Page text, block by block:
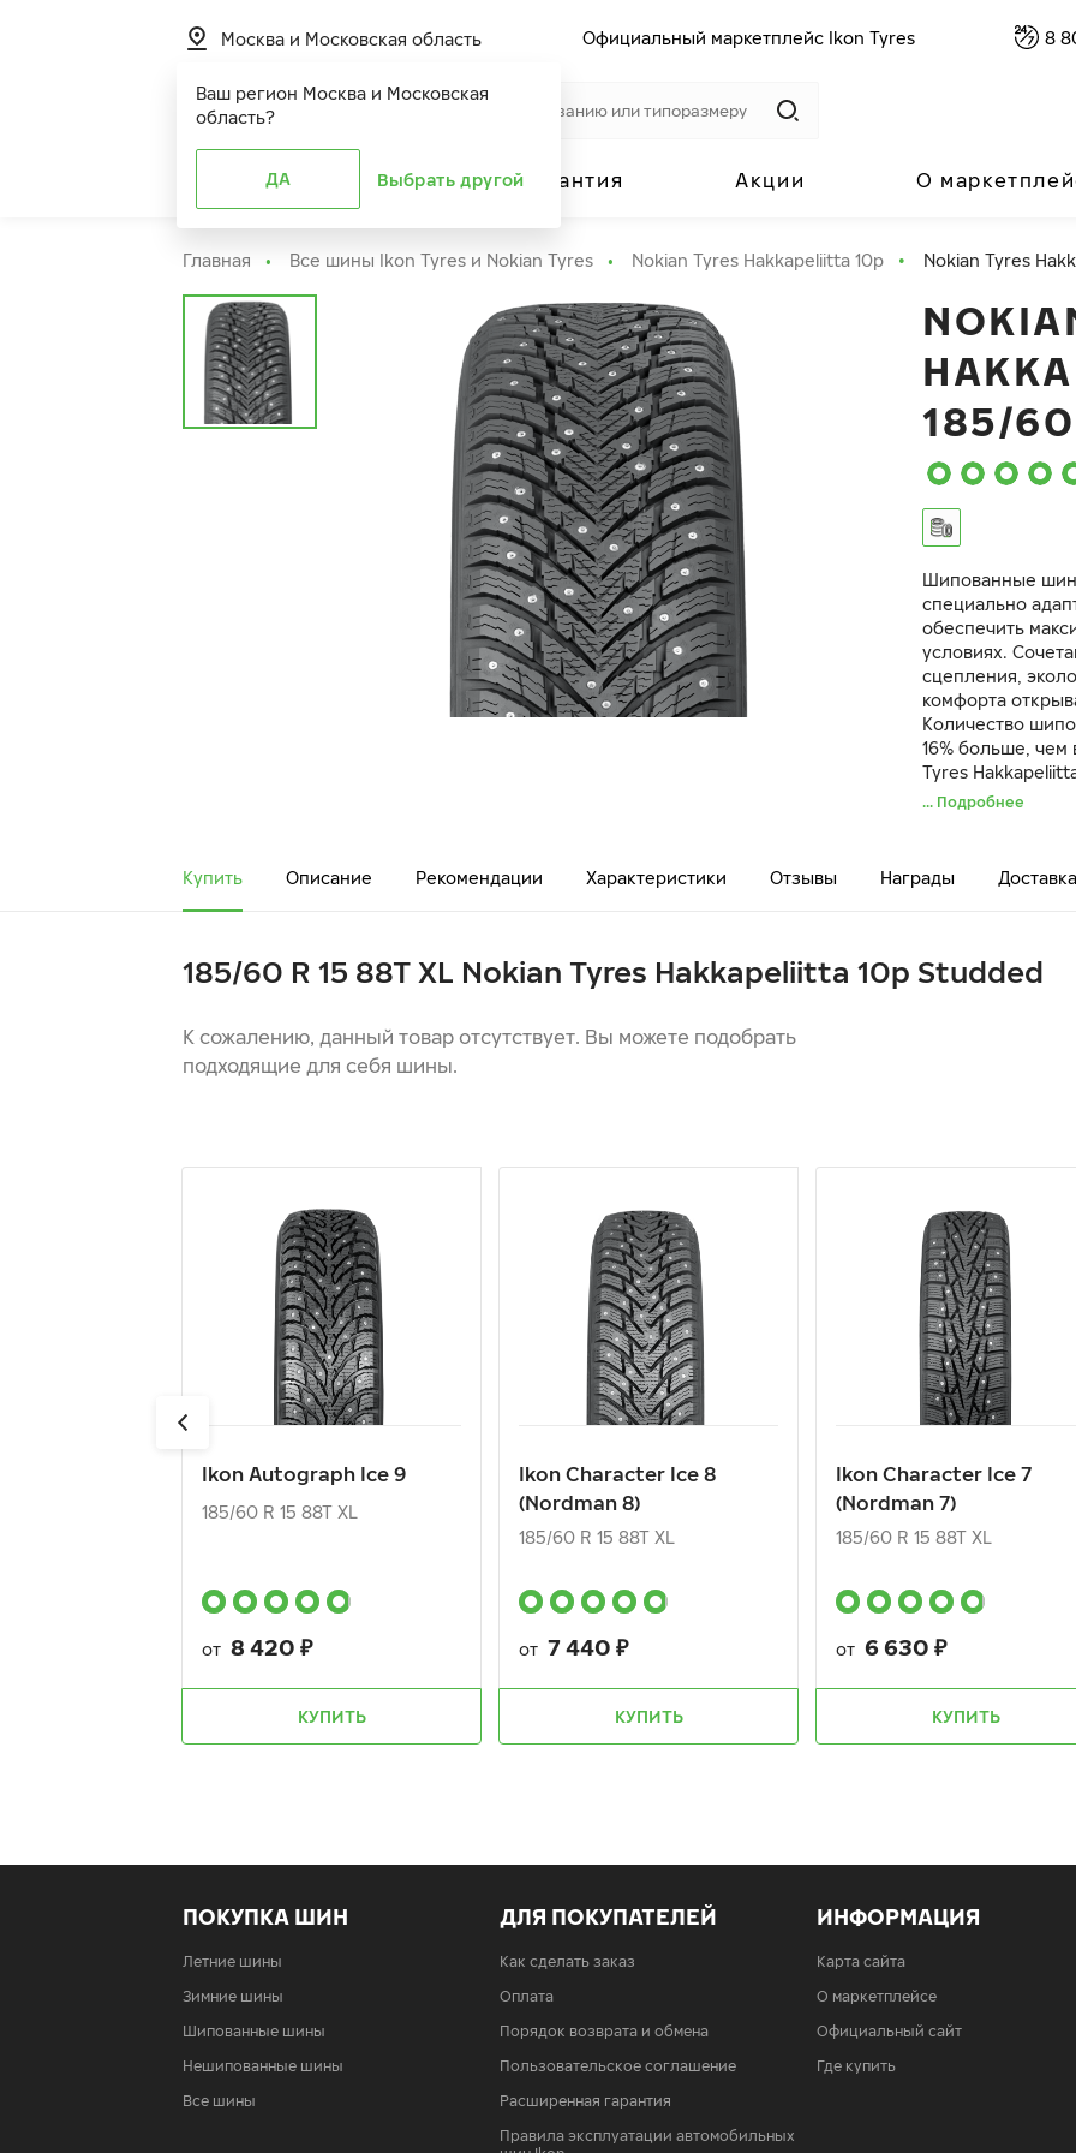
Ваш регион Москва и Московская
область?
ДА Выбрать другой
Москва и Московская область Официальный маркетплейс Ikon Tyres 8
Расширенная гарантия Акции О
Главная Все шины Ikon Tyres и Nokian Tyres Nokian Tyres Hakkapeliitta 10p Nokian Tyres
185/
Шипованные
cпециально
обеспечить
условиях.
сцепления,
комфорта
Количество
16% больше,
Tyres
технология
сцепление при
плечевых зонах
... Подробнее
Купить Описание Рекомендации Характеристики Отзывы Награды Доставка
185/60 R 15 88T XL Nokian Tyres Hakkapeliitta 10p Studded
К сожалению, данный товар отсутствует. Вы можете подобрать
подходящие для себя шины.
Ikon Autograph Ice 9
185/60 R 15 88T XL
от 8 420 ₽
КУПИТЬ
Ikon Character Ice 8
(Nordman 8)
185/60 R 15 88T XL
от 7 440 ₽
КУПИТЬ
Ikon Character Ice 7
(Nordman 7)
185/60 R 15 88T XL
от 6 630 ₽
КУПИТЬ
Ikon Autograph Ice 9
185/60 R 15 88T XL
КУПИТЬ
Ikon Character Ice 8
(Nordman 8)
185/60 R 15 88T XL
КУПИТЬ
Ikon Character Ice 7
(Nordman 7)
185/60 R 15 88T XL
КУПИТЬ
ПОКУПКА ШИН
Летние шины
Зимние шины
Шипованные шины
Нешипованные шины
Все шины
ДЛЯ ПОКУПАТЕЛЕЙ
Как сделать заказ
Оплата
Порядок возврата и обмена
Пользовательское соглашение
Расширенная гарантия
Правила эксплуатации автомобильных
ИНФОРМАЦИЯ
Карта сайта
О маркетплейсе
Официальный сайт
Где купить